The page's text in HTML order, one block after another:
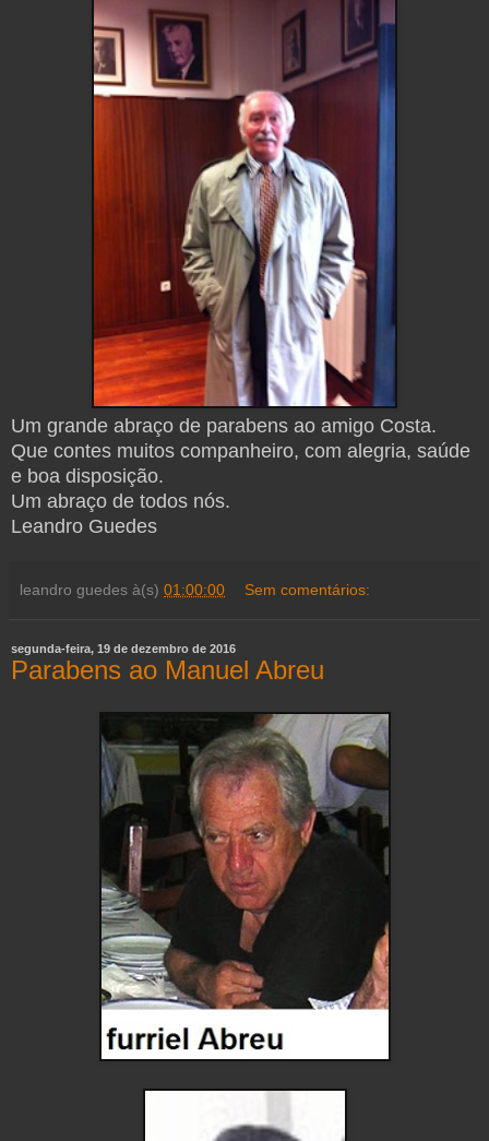
Um grande abraço de parabens ao amigo Costa.
Que contes muitos companheiro, com alegria, saúde
e boa disposição.
Um abraço de todos nós.
Leandro Guedes
leandro guedes à(s) 01:00:00 Sem comentários:
segunda-feira, 19 de dezembro de 2016
Parabens ao Manuel Abreu